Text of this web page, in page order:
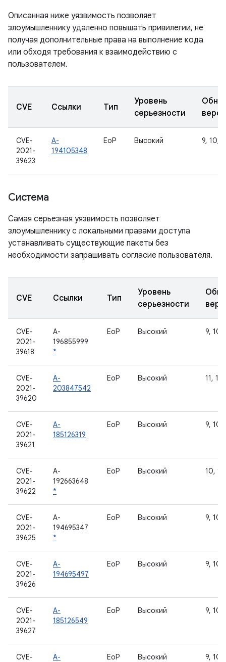
Описанная ниже уязвимость позволяет
злоумышленнику удаленно повышать привилегии, не
получая дополнительные права на выполнение кода
или обходя требования к взаимодействию с
пользователем.
CVE Ссылки Тип
Уровень
серьезности
CVE-
2021-
39623
A-
194105348
EoP Высокий 9, 10,
Система
Самая серьезная уязвимость позволяет
злоумышленнику с локальными правами доступа
устанавливать существующие пакеты без
необходимости запрашивать согласие пользователя.
CVE Ссылки Тип
Уровень
серьезности
CVE-
2021-
39618
A-
196855999
*
EoP Высокий 9, 10,
CVE-
2021-
39620
A-
203847542
EoP Высокий 11, 12
CVE-
2021-
39621
A-
185126319
EoP Высокий 9, 10,
CVE-
2021-
39622
A-
192663648
*
EoP Высокий 10,
CVE-
2021-
39625
A-
194695347
*
EoP Высокий 9, 10,
CVE-
2021-
39626
A-
194695497
EoP Высокий 9, 10,
CVE-
2021-
39627
A-
185126549
EoP Высокий 9, 10,
CVE-
A-
EoP Высокий 9, 10,